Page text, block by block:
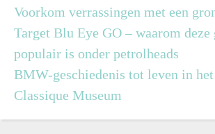
Voorkom verrassingen met een
Target Blu Eye GO – waarom deze
populair is onder petrolheads
BMW-geschiedenis tot leven in
Classique Museum